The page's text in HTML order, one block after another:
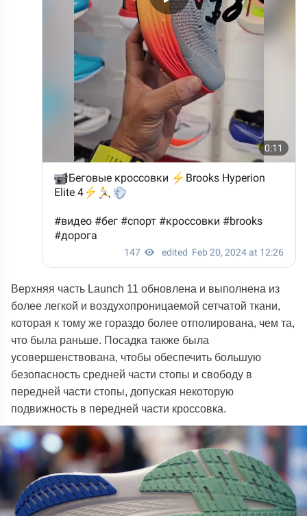
Верхняя часть Launch 11 обновлена ​​и выполнена из
более легкой и воздухопроницаемой сетчатой ​​ткани,
которая к тому же гораздо более отполирована, чем та,
что была раньше. Посадка также была
усовершенствована, чтобы обеспечить большую
безопасность средней части стопы и свободу в
передней части стопы, допуская некоторую
подвижность в передней части кроссовка.